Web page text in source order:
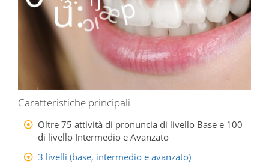
Caratteristiche principali
Oltre 75 attività di pronuncia di livello Base e 100
di livello Intermedio e Avanzato
3 livelli (base, intermedio e avanzato)